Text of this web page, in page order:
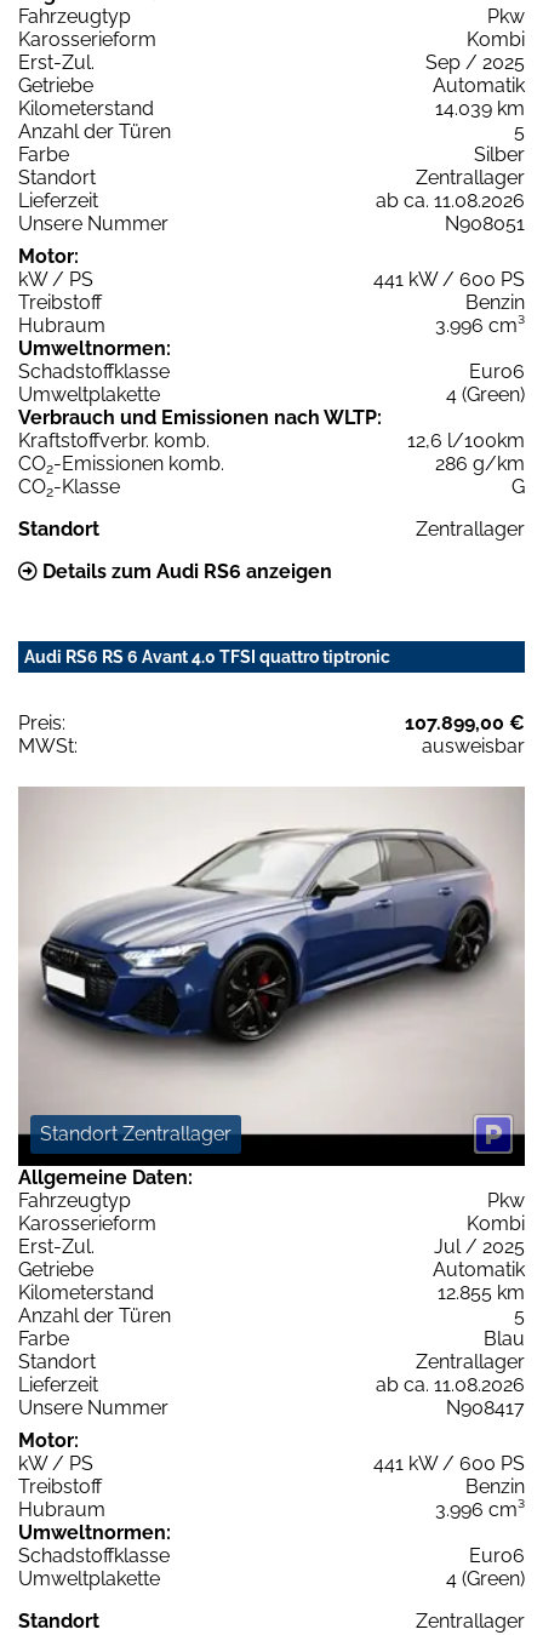
Fahrzeugtyp
Pkw
Karosserieform
Kombi
Erst-Zul.
Sep / 2025
Getriebe
Automatik
Kilometerstand
14.039 km
Anzahl der Türen
5
Farbe
Silber
Standort
Zentrallager
Lieferzeit
ab ca. 11.08.2026
Unsere Nummer
N908051
Motor:
kW / PS
441 kW / 600 PS
Treibstoff
Benzin
Hubraum
3.996 cm³
Umweltnormen:
Schadstoffklasse
Euro6
Umweltplakette
4 (Green)
Verbrauch und Emissionen nach WLTP:
Kraftstoffverbr. komb.
12,6 l/100km
CO2-Emissionen komb.
286 g/km
CO2-Klasse
G
Standort
Zentrallager
Details zum Audi RS6 anzeigen
Audi RS6 RS 6 Avant 4.0 TFSI quattro tiptronic
Preis:
107.899,00 €
MWSt:
ausweisbar
Standort Zentrallager
Allgemeine Daten:
Fahrzeugtyp
Pkw
Karosserieform
Kombi
Erst-Zul.
Jul / 2025
Getriebe
Automatik
Kilometerstand
12.855 km
Anzahl der Türen
5
Farbe
Blau
Standort
Zentrallager
Lieferzeit
ab ca. 11.08.2026
Unsere Nummer
N908417
Motor:
kW / PS
441 kW / 600 PS
Treibstoff
Benzin
Hubraum
3.996 cm³
Umweltnormen:
Schadstoffklasse
Euro6
Umweltplakette
4 (Green)
Standort
Zentrallager